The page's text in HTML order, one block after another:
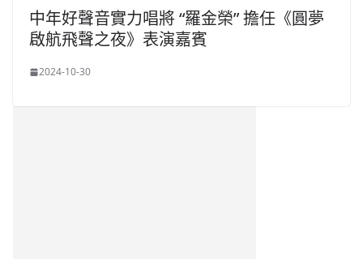
中年好聲音實力唱將 “羅金榮” 擔任《圓夢
啟航飛聲之夜》表演嘉賓
2024-10-30